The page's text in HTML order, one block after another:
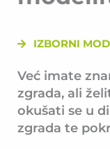
IZBORNI
Već imate
zgrada, ali
okušati se u
zgrada te